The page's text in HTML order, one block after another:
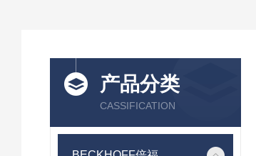
产品分类
CASSIFICATION